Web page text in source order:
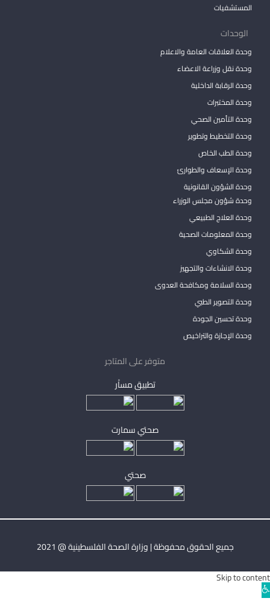
المستشفيات
الوحدات
وحدة العلاقات العامة والاعلام
وحدة نقل وزراعة الاعضاء
وحدة الرقابة الداخلية
وحدة المختبرات
وحدة التأمين الصحي
وحدة التخطيط وتطوير
وحدة الطب الخاص
وحدة الإسعاف والطوارئ
وحدة الشؤون القانونية
وحدة شؤون مجلس الوزراء
وحدة العلاج الطبيعي
وحدة المعلومات الصحية
وحدة الشكاوي
وحدة الانشاءات والتجهيز
وحدة السلامة ومكافحة العدوى
وحدة التصوير الطبي
وحدة تحسين الجودة
وحدة الإجازة والتراخيص
متوفر على المتاجر
تطبيق مساْر
صحتي سمارت
صحتي
جميع الحقوق محفوظة | وزارة الصحة الفلسطينية @ 2021
Skip to content
Open